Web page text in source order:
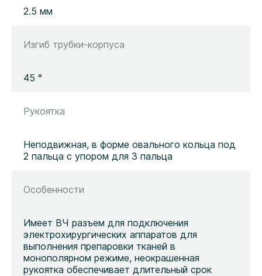
2.5 мм
Изгиб трубки-корпуса
45 °
Рукоятка
Неподвижная, в форме овального кольца под
2 пальца с упором для 3 пальца
Особенности
Имеет ВЧ разъем для подключения
электрохирургических аппаратов для
выполнения препаровки тканей в
монополярном режиме, неокрашенная
рукоятка обеспечивает длительный срок